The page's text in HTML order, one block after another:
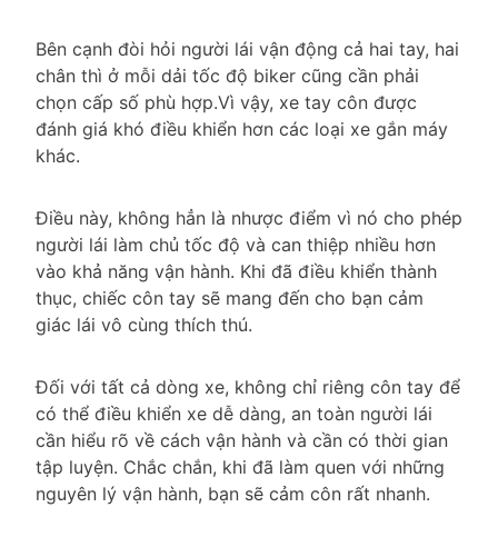
Bên cạnh đòi hỏi người lái vận động cả hai tay, hai
chân thì ở mỗi dải tốc độ biker cũng cần phải
chọn cấp số phù hợp.Vì vậy, xe tay côn được
đánh giá khó điều khiển hơn các loại xe gắn máy
khác.
Điều này, không hẳn là nhược điểm vì nó cho phép
người lái làm chủ tốc độ và can thiệp nhiều hơn
vào khả năng vận hành. Khi đã điều khiển thành
thục, chiếc côn tay sẽ mang đến cho bạn cảm
giác lái vô cùng thích thú.
Đối với tất cả dòng xe, không chỉ riêng côn tay để
có thể điều khiển xe dễ dàng, an toàn người lái
cần hiểu rõ về cách vận hành và cần có thời gian
tập luyện. Chắc chắn, khi đã làm quen với những
nguyên lý vận hành, bạn sẽ cảm côn rất nhanh.